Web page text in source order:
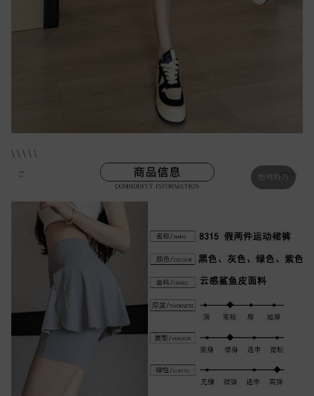
\ \ \ \ \
번역하기